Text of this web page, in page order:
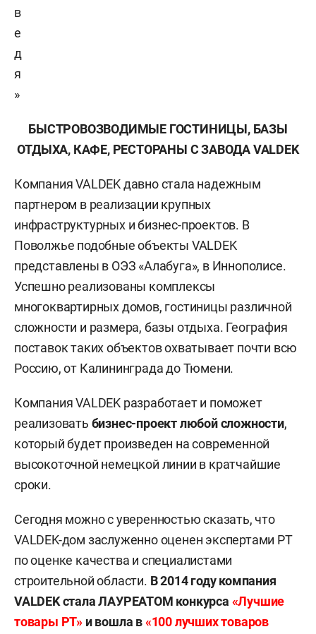
в
е
д
я
»
БЫСТРОВОЗВОДИМЫЕ ГОСТИНИЦЫ, БАЗЫ
ОТДЫХА, КАФЕ, РЕСТОРАНЫ С ЗАВОДАVALDEK
Компания VALDEK давно стала надежным
партнером в реализации крупных
инфраструктурных и бизнес-проектов. В
Поволжье подобные объекты VALDEK
представлены в ОЭЗ «Алабуга», в Иннополисе.
Успешно реализованы комплексы
многоквартирных домов, гостиницы различной
сложности и размера, базы отдыха. География
поставок таких объектов охватывает почти всю
Россию, от Калининграда до Тюмени.
Компания VALDEK разработает и поможет
реализовать бизнес-проект любой сложности,
который будет произведен на современной
высокоточной немецкой линии в кратчайшие
сроки.
Сегодня можно с уверенностью сказать, что
VALDEK-дом заслуженно оценен экспертами РТ
по оценке качества и специалистами
строительной области. В 2014 году компания
VALDEK стала ЛАУРЕАТОМ конкурса «Лучшие
товары РТ» и вошла в«100 лучших товаров